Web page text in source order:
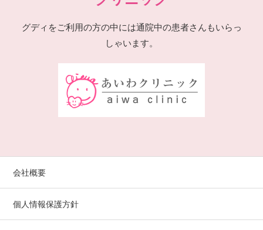
グディをご利用の方の中には通院中の患者さんもいらっ
しゃいます。
会社概要
個人情報保護方針